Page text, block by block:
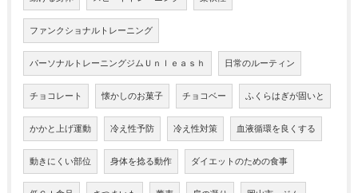
ファンクショナルトレーニング
パーソナルトレーニングジムＵｎｌｅａｓｈ 日常のルーティン
チョコレート 懐かしのお菓子 チョコベー ふくらはぎが固いと
かかと上げ運動 冷え性予防 冷え性対策 血液循環を良くする
動きにくい部位 身体を捻る動作 ダイエットのための食事